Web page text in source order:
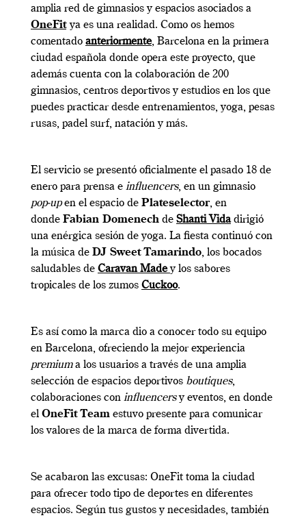
amplia red de gimnasios y espacios asociados a
OneFit ya es una realidad. Como os hemos
comentado anteriormente, Barcelona en la primera
ciudad española donde opera este proyecto, que
además cuenta con la colaboración de 200
gimnasios, centros deportivos y estudios en los que
puedes practicar desde entrenamientos, yoga, pesas
rusas, padel surf, natación y más.
El servicio se presentó oficialmente el pasado 18 de
enero para prensa e influencers, en un gimnasio
pop-upen el espacio de Plateselector, en
donde Fabian Domenech de Shanti Vidadirigió
una enérgica sesión de yoga. La fiesta continuó con
la música de DJ Sweet Tamarindo, los bocados
saludables de Caravan Made y los sabores
tropicales de los zumos Cuckoo.
Es así como la marca dio a conocer todo su equipo
en Barcelona, ofreciendo la mejor experiencia
premiuma los usuarios a través de una amplia
selección de espacios deportivos boutiques,
colaboraciones con influencersy eventos, en donde
el OneFit Team estuvo presente para comunicar
los valores de la marca de forma divertida.
Se acabaron las excusas: OneFit toma la ciudad
para ofrecer todo tipo de deportes en diferentes
espacios. Según tus gustos y necesidades, también